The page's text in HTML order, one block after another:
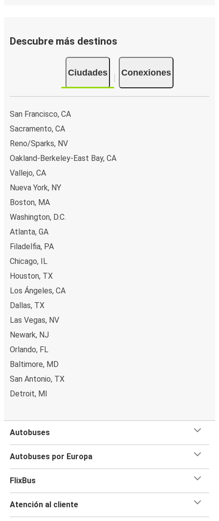
Descubre más destinos
Ciudades Conexiones
San Francisco, CA
Sacramento, CA
Reno/Sparks, NV
Oakland-Berkeley-East Bay, CA
Vallejo, CA
Nueva York, NY
Boston, MA
Washington, D.C.
Atlanta, GA
Filadelfia, PA
Chicago, IL
Houston, TX
Los Ángeles, CA
Dallas, TX
Las Vegas, NV
Newark, NJ
Orlando, FL
Baltimore, MD
San Antonio, TX
Detroit, MI
Autobuses
Autobuses por Europa
FlixBus
Atención al cliente